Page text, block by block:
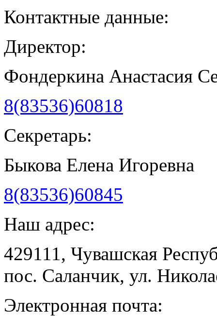
Контактные данные:
Директор:
Фондеркина Анастасия
8(83536)60818
Секретарь:
Быкова Елена Игоревна
8(83536)60845
Наш адрес:
429111, Чувашская
пос. Саланчик, ул.
Электронная почта: